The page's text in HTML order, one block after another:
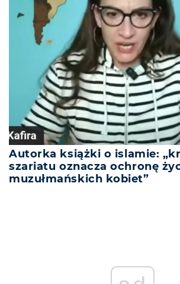
Autorka książki o islamie:
szariatu oznacza ochronę
muzułmańskich kobiet”